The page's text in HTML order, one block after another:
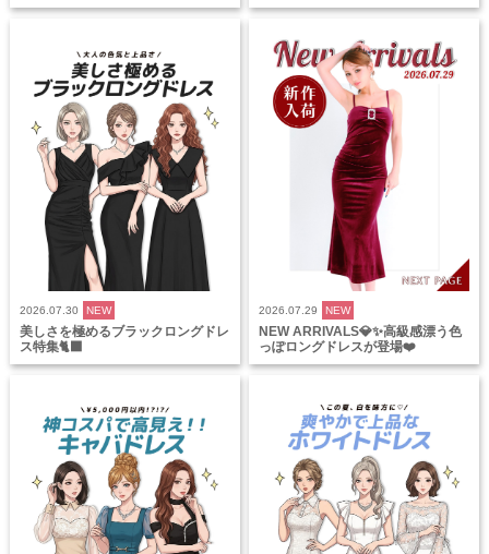
2026.07.30 NEW
美しさを極めるブラックロングドレ
ス特集🐈‍⬛
2026.07.29 NEW
NEW ARRIVALS💎✨高級感漂う色
っぽロングドレスが登場❤️